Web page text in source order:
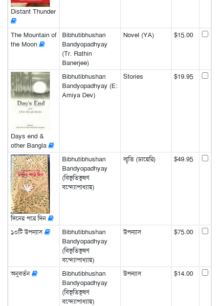
Distant Thunder
The Mountain of
the Moon
Bibhutibhushan
Bandyopadhyay
(Tr. Rathin
Banerjee)
Novel (YA) $15.00
Days end &
other Bangla
Bibhutibhushan
Bandyopadhyay (E:
Amiya Dev)
Stories $19.95
দিনের পরে দিন
Bibhutibhushan
Bandyopadhyay
(বিভূতিভূষণ
বন্দ্যোপাধ্যায়)
স্মৃতি (ডায়েরি) $49.95
১০টি উপন্যাস
Bibhutibhushan
Bandyopadhyay
(বিভূতিভূষণ
বন্দ্যোপাধ্যায়)
উপন্যাস $75.00
অনুবর্তন
Bibhutibhushan
Bandyopadhyay
(বিভূতিভূষণ
বন্দ্যোপাধ্যায়)
উপন্যাস $14.00